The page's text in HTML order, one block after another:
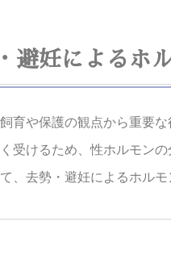
避妊によるホ
育や保護の観点から重要
受けるため、性ホルモン
、去勢・避妊によるホル